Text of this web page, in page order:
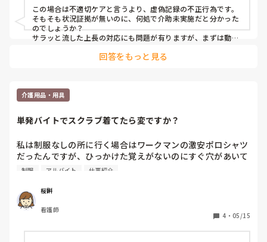
ット型特養
この場合は不適切ケアと言うより、虚偽記録の不正行為です。
そもそも状況証拠が無いのに、何処で介助未実施だと分かった
のでしょうか？
サラッと流した上長の対応にも問題が有りますが、まずは動か
それでも上長が動かなければ、更に上の役職者に報告、相談す
回答をもっと見る
介護用品・用具
単発バイトでスクラブ着てたら変ですか？
私は制服なしの所に行く場合はワークマンの激安ポロシャツ
だったんですが、ひっかけた覚えがないのにすぐ穴があいて
いてコスパ悪いなと思い始めました。
良くてヘビロテしてるんですが自分で買える金額ではな
く…。
ジャージ素材のスクラブが気になってるんですが、単発バイ
トで介護施設が多いので、介護施設でスクラブって浮きます
制服 アルバイト 仕事紹介
桜餅
看護師
4 ・ 05/15